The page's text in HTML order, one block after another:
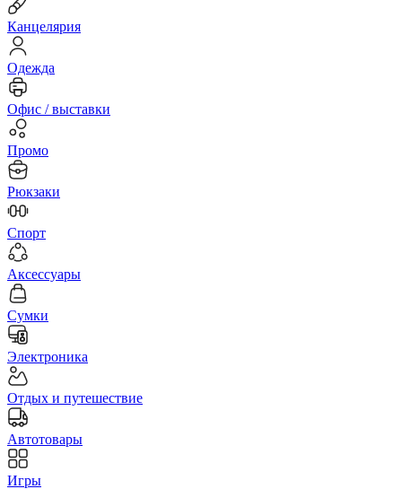
Канцелярия
Одежда
Офис / выставки
Промо
Рюкзаки
Спорт
Аксессуары
Сумки
Электроника
Отдых и путешествие
Автотовары
Игры